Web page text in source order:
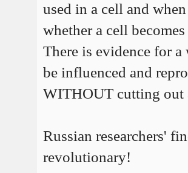
used in a cell and
whether a cell
There is evidence for
be influenced and
WITHOUT cutting out
Russian researchers'
revolutionary!